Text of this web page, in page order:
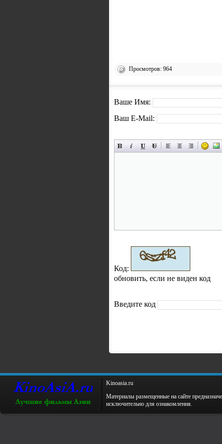
Просмотров: 964
Ваше Имя:
Ваш E-Mail:
Код:
обновить, если не виден код
Введите код
Kinoаsiа.ru
Материалы размещенные на сайте
исключительно для ознакомления.